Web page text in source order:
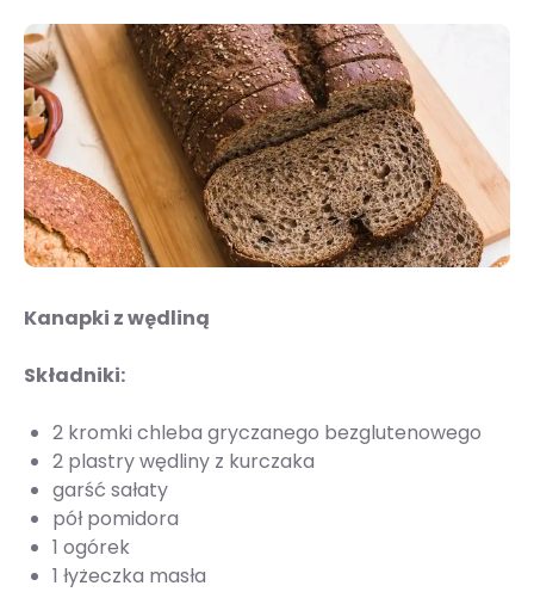
Kanapki z wędliną
Składniki:
2 kromki chleba gryczanego bezglutenowego
2 plastry wędliny z kurczaka
garść sałaty
pół pomidora
1 ogórek
1 łyżeczka masła